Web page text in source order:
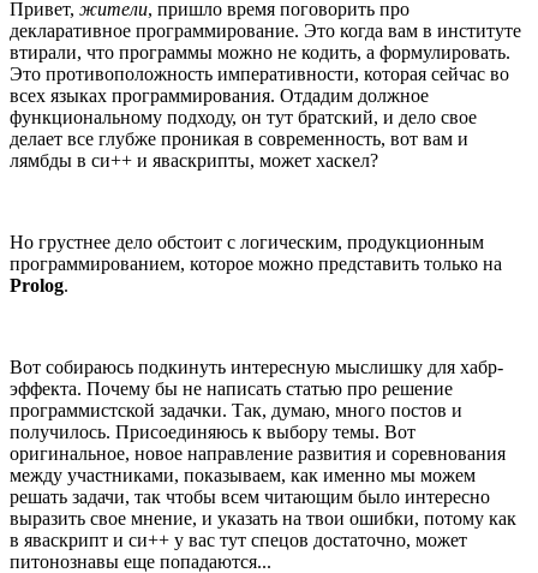
Привет, жители, пришло время поговорить про
декларативное программирование. Это когда вам в институте
втирали, что программы можно не кодить, а формулировать.
Это противоположность императивности, которая сейчас во
всех языках программирования. Отдадим должное
функциональному подходу, он тут братский, и дело свое
делает все глубже проникая в современность, вот вам и
лямбды в си++ и яваскрипты, может хаскел?
Но грустнее дело обстоит с логическим, продукционным
программированием, которое можно представить только на
Prolog.
Вот собираюсь подкинуть интересную мыслишку для хабр-
эффекта. Почему бы не написать статью про решение
программистской задачки. Так, думаю, много постов и
получилось. Присоединяюсь к выбору темы. Вот
оригинальное, новое направление развития и соревнования
между участниками, показываем, как именно мы можем
решать задачи, так чтобы всем читающим было интересно
выразить свое мнение, и указать на твои ошибки, потому как
в яваскрипт и си++ у вас тут спецов достаточно, может
питонознавы еще попадаются...